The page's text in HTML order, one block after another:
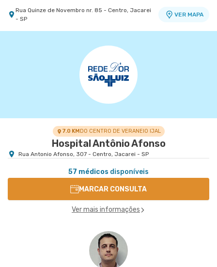
Rua Quinze de Novembro nr. 85 - Centro, Jacarei
- SP
VER MAPA
7.0 KMDO CENTRO DE VERANEIO IJAL
Hospital Antônio Afonso
Rua Antonio Afonso, 307 - Centro, Jacarei - SP
57 médicos disponíveis
MARCAR CONSULTA
Ver mais informações